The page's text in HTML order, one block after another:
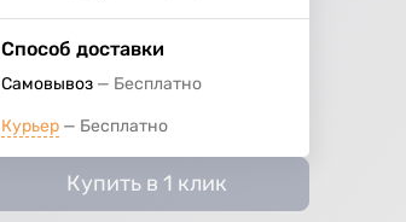
Способ доставки
Самовывоз Бесплатно
Курьер Бесплатно
Купить в 1 клик